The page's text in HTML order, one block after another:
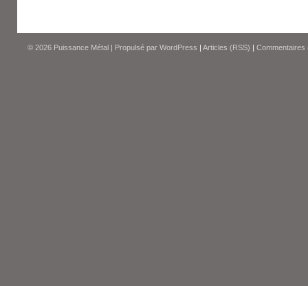
© 2026 Puissance Métal | Propulsé par WordPress | Articles (RSS) | Commentaires